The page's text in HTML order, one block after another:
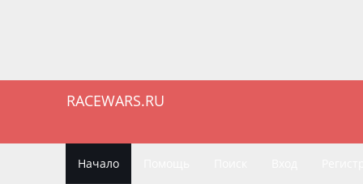
RACEWARS.RU
Начало